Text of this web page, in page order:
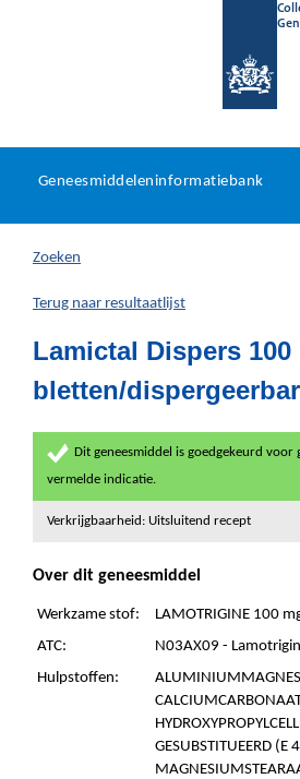
U
hier:
Geneesmiddeleninformatiebank
Zoeken
Terug naar resultaatlijst
Lamictal Dispers
bletten/
Dit geneesmiddel is goedgekeurd voor
vermelde indicatie.
Verkrijgbaarheid: Uitsluitend recept
Over dit geneesmiddel
Werkzame stof:
LAMOTRIGINE 100
ATC:
N03AX09 -
Hulpstoffen:
GESUBSTITUEERD (E